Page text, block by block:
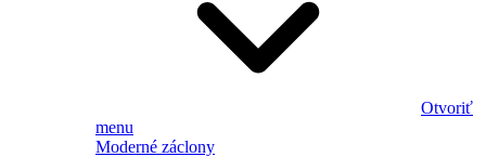
Otvoriť
menu
Moderné záclony